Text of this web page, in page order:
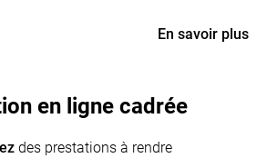
En savoir plus
en ligne cadrée
des prestations à rendre